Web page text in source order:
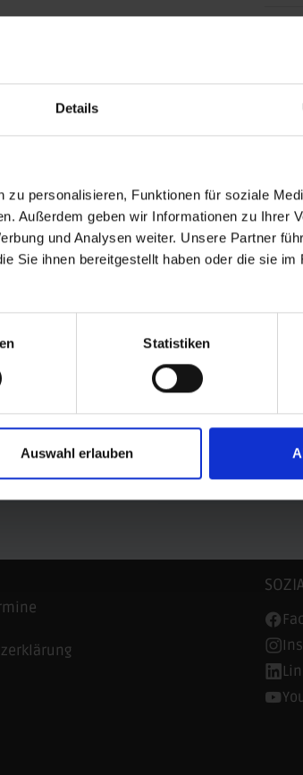
Details
personalisieren, Funktionen für soziale
Außerdem geben wir Informationen zu Ihrer
und Analysen weiter. Unsere Partner
Sie ihnen bereitgestellt haben oder die sie im
Statistiken
Auswahl erlauben